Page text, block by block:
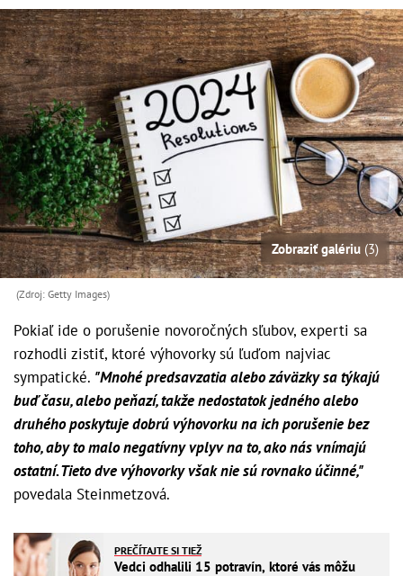
Zobraziť galériu (3)
(Zdroj: Getty Images)
Pokiaľ ide o porušenie novoročných sľubov, experti sa
rozhodli zistiť, ktoré výhovorky sú ľuďom najviac
sympatické. "Mnohé predsavzatia alebo záväzky sa týkajú
buď času, alebo peňazí, takže nedostatok jedného alebo
druhého poskytuje dobrú výhovorku na ich porušenie bez
toho, aby to malo negatívny vplyv na to, ako nás vnímajú
ostatní. Tieto dve výhovorky však nie sú rovnako účinné,"
povedala Steinmetzová.
PREČÍTAJTE SI TIEŽ
Vedci odhalili 15 potravín, ktoré vás môžu